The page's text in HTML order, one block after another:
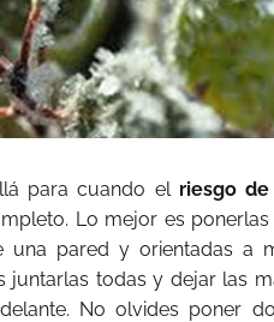
para cuando el riesgo
Lo mejor es
pared y orientadas a
todas y dejar las
No olvides poner